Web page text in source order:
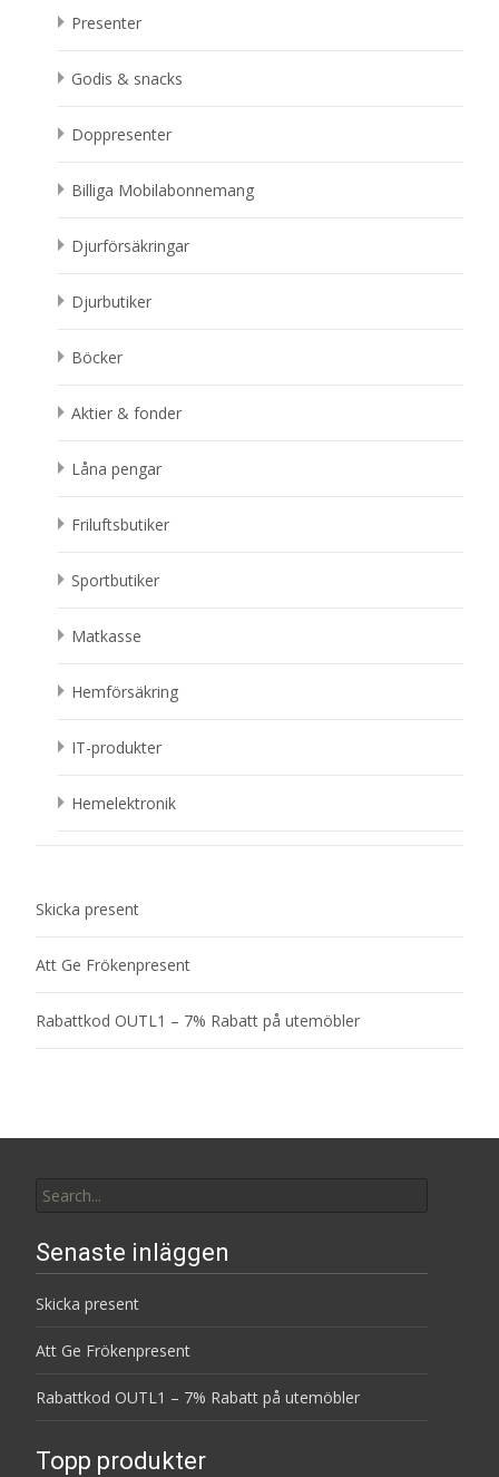
Presenter
Godis & snacks
Doppresenter
Billiga Mobilabonnemang
Djurförsäkringar
Djurbutiker
Böcker
Aktier & fonder
Låna pengar
Friluftsbutiker
Sportbutiker
Matkasse
Hemförsäkring
IT-produkter
Hemelektronik
Skicka present
Att Ge Frökenpresent
Rabattkod OUTL1 – 7% Rabatt på utemöbler
for:
Senaste inläggen
Skicka present
Att Ge Frökenpresent
Rabattkod OUTL1 – 7% Rabatt på utemöbler
Topp produkter